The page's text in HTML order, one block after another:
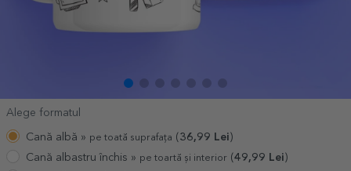
Alege formatul
Cană albă » pe toată suprafața ( 36,99 Lei )
Cană albastru închis » pe toartă și interior (49,99 Lei)